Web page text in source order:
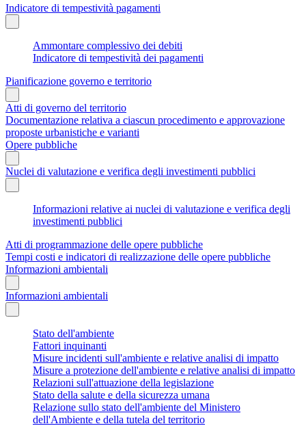
Indicatore di tempestività pagamenti
Ammontare complessivo dei debiti
Indicatore di tempestività dei pagamenti
Pianificazione governo e territorio
Atti di governo del territorio
Documentazione relativa a ciascun procedimento e approvazione
proposte urbanistiche e varianti
Opere pubbliche
Nuclei di valutazione e verifica degli investimenti pubblici
Informazioni relative ai nuclei di valutazione e verifica degli
investimenti pubblici
Atti di programmazione delle opere pubbliche
Tempi costi e indicatori di realizzazione delle opere pubbliche
Informazioni ambientali
Informazioni ambientali
Stato dell'ambiente
Fattori inquinanti
Misure incidenti sull'ambiente e relative analisi di impatto
Misure a protezione dell'ambiente e relative analisi di impatto
Relazioni sull'attuazione della legislazione
Stato della salute e della sicurezza umana
Relazione sullo stato dell'ambiente del Ministero
dell'Ambiente e della tutela del territorio